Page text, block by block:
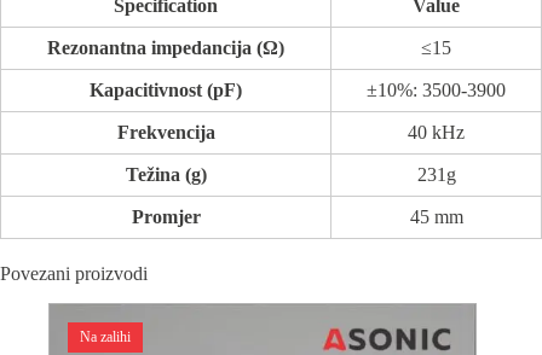
Specification Value
Rezonantna impedancija (Ω) ≤15
Kapacitivnost (pF) ±10%: 3500-3900
Frekvencija 40 kHz
Težina (g) 231g
Promjer 45 mm
Povezani proizvodi
Na zalihi